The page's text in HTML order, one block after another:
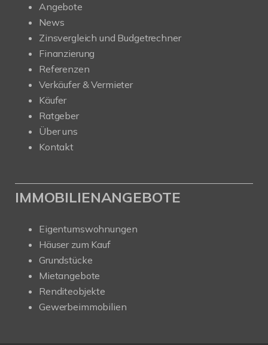
Angebote
News
Zinsvergleich und Budgetrechner
Finanzierung
Referenzen
Verkäufer & Vermieter
Käufer
Ratgeber
Über uns
Kontakt
IMMOBILIENANGEBOTE
Eigentumswohnungen
Häuser zum Kauf
Grundstücke
Mietangebote
Renditeobjekte
Gewerbeimmobilien